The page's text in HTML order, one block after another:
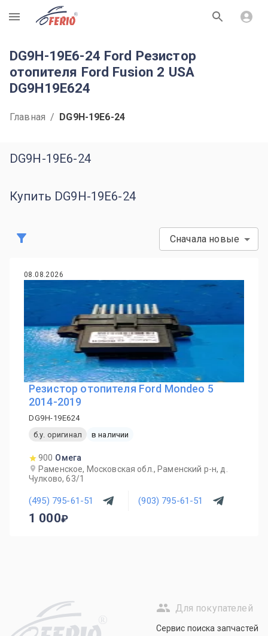
R
DG9H-19E6-24 Ford Резистор
отопителя Ford Fusion 2 USA
DG9H19E624
Главная / DG9H-19E6-24
DG9H-19E6-24
Купить DG9H-19E6-24
Сначала новые
08.08.2026
Резистор отопителя Ford Mondeo 5
2014-2019
DG9H-19E624
б.у. оригинал
в наличии
900 Омега
Раменское, Московская обл., Раменский р-н, д.
Чулково, 63/1
(495) 795-61-51 (903) 795-61-51
1 000
R
Для покупателей
Сервис поиска запчастей